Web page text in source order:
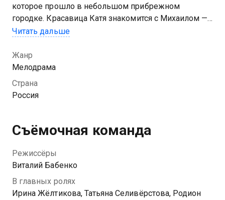
которое прошло в небольшом прибрежном
городке. Красавица Катя знакомится с Михаилом —
бизнесменом из Москвы — и тут же принимает его
пережив предательство жениха и семейную
трагедию, уходит с головой в работу. Спустя два
года Катя, узнав о проблемах подруги, приглашает
её пожить у себя. В родном городке Аню ничего не
влюблена, неожиданно пропал. Переехав в столицу,
Аня попадает в самое сердце интриг и опасных
событий…
Читать дальше
Жанр
Мелодрама
Страна
Россия
Съёмочная команда
Режиссёры
Виталий Бабенко
В главных ролях
Ирина Жёлтикова, Татьяна Селивёрстова, Родион